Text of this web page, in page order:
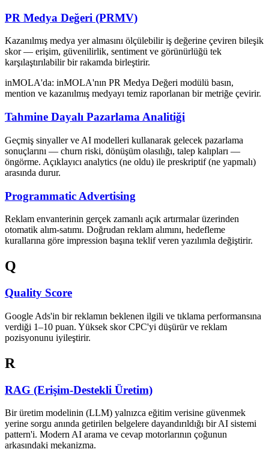
PR Medya Değeri (PRMV)
Kazanılmış medya yer almasını ölçülebilir iş değerine çeviren bileşik
skor — erişim, güvenilirlik, sentiment ve görünürlüğü tek
karşılaştırılabilir bir rakamda birleştirir.
inMOLA'da: inMOLA'nın PR Medya Değeri modülü basın,
mention ve kazanılmış medyayı temiz raporlanan bir metriğe çevirir.
Tahmine Dayalı Pazarlama Analitiği
Geçmiş sinyaller ve AI modelleri kullanarak gelecek pazarlama
sonuçlarını — churn riski, dönüşüm olasılığı, talep kalıpları —
öngörme. Açıklayıcı analytics (ne oldu) ile preskriptif (ne yapmalı)
arasında durur.
Programmatic Advertising
Reklam envanterinin gerçek zamanlı açık artırmalar üzerinden
otomatik alım-satımı. Doğrudan reklam alımını, hedefleme
kurallarına göre impression başına teklif veren yazılımla değiştirir.
Q
Quality Score
Google Ads'in bir reklamın beklenen ilgili ve tıklama performansına
verdiği 1–10 puan. Yüksek skor CPC'yi düşürür ve reklam
pozisyonunu iyileştirir.
R
RAG (Erişim-Destekli Üretim)
Bir üretim modelinin (LLM) yalnızca eğitim verisine güvenmek
yerine sorgu anında getirilen belgelere dayandırıldığı bir AI sistemi
pattern'i. Modern AI arama ve cevap motorlarının çoğunun
arkasındaki mekanizma.